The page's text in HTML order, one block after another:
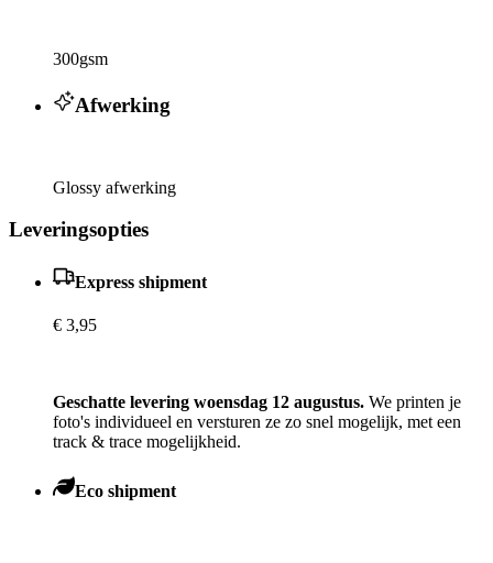
300gsm
Afwerking
Glossy afwerking
Leveringsopties
Express shipment
€ 3,95
Geschatte levering woensdag 12 augustus. We printen je
foto's individueel en versturen ze zo snel mogelijk, met een
track & trace mogelijkheid.
Eco shipment